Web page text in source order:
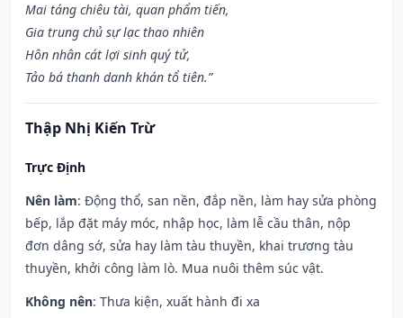
Mai táng chiêu tài, quan phẩm tiến,
Gia trung chủ sự lạc thao nhiên
Hôn nhân cát lợi sinh quý tử,
Tảo bá thanh danh khán tổ tiên.”
Thập Nhị Kiến Trừ
Trực Định
Nên làm: Động thổ, san nền, đắp nền, làm hay sửa phòng
bếp, lắp đặt máy móc, nhập học, làm lễ cầu thân, nộp
đơn dâng sớ, sửa hay làm tàu thuyền, khai trương tàu
thuyền, khởi công làm lò. Mua nuôi thêm súc vật.
Không nên: Thưa kiện, xuất hành đi xa